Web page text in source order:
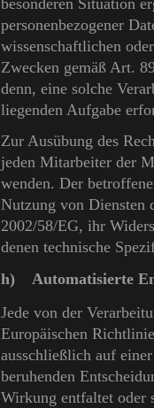
personenbezogener
wissenschaftlichen
Zwecken gemäß Art.
denn, eine solche
liegenden Aufgabe
Zur Ausübung des
jeden Mitarbeiter der
wenden. Der
Nutzung von Diensten
2002/58/EG, ihr
denen technische
h) Automatisierte
Jede von der
Europäischen
ausschließlich auf
beruhenden
Wirkung entfaltet oder